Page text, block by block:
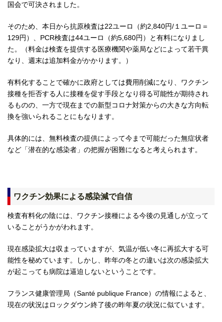
国会で可決されました。
そのため、本日から抗原検査は22ユーロ（約2,840円/１ユーロ＝
129円）、PCR検査は44ユーロ（約5,680円）と有料になりまし
た。（料金は検査を提供する医療機関や薬局などによって若干異
なり、週末は追加料金がかかります。）
有料化することで確かに政府としては費用削減になり、ワクチン
接種を拒否する人に接種を促す手段となり得る可能性が期待され
るものの、一方で現在までの新型コロナ対策からの大きな方向転
換を強いられることにもなります。
具体的には、無料検査の提供によって今まで可能だった無症状者
など「潜在的な感染者」の把握が困難になると考えられます。
ワクチン効果による感染減で自信
検査有料化の陰には、ワクチン接種による今後の見通しが立って
いることがうかがわれます。
現在感染拡大は収まっていますが、気温が低い冬に再拡大する可
能性を秘めています。しかし、昨年の冬との違いは次の感染拡大
が起こっても病院は逼迫しないということです。
フランス健康管理局（Santé publique France）の情報によると、
現在の状況はロックダウン終了後の昨年夏の状況に似ています。